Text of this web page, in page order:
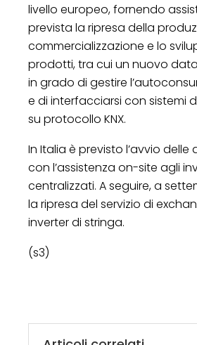
livello europeo, fornendo
prevista la ripresa della
commercializzazione e lo
prodotti, tra cui un nuovo
in grado di gestire
e di interfacciarsi con sistemi
su protocollo KNX.
In Italia è previsto l’avvio delle
con l’assistenza on-site agli
centralizzati. A seguire, a
la ripresa del servizio di
inverter di stringa.
(s3)